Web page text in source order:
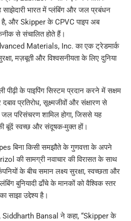
साझेदारी भारत में प्लंबिंग और जल प्रबंधन
है, और Skipper के CPVC पाइप अब
से संचालित होते हैं।
Materials, Inc. का एक ट्रेडमार्क
मज़बूती और विश्वसनीयता के लिए दुनिया
के पाइपिंग सिस्टम प्रदान करने में सक्षम
प्रतिरोध, सूक्ष्मजीवों और संक्षारण से
परिसंचरण शामिल होगा, जिससे यह
की बूंदें स्वच्छ और संदूषक-मुक्त हों।
बिना किसी समझौते के गुणवत्ता के अपने
की सामग्री नवाचार की विरासत के साथ
के बीच समान लक्ष्य सुरक्षा, स्वच्छता और
बुनियादी ढाँचे के मानकों को वैश्विक स्तर
साझा उद्देश्य है।
Bansal ने कहा, “Skipper के